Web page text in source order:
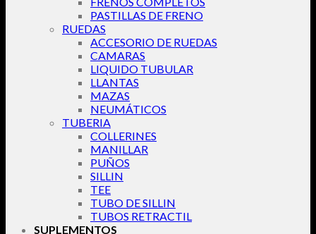
PASTILLAS DE FRENO
RUEDAS
ACCESORIO DE RUEDAS
CAMARAS
LIQUIDO TUBULAR
LLANTAS
MAZAS
NEUMÁTICOS
TUBERIA
COLLERINES
MANILLAR
PUÑOS
SILLIN
TEE
TUBO DE SILLIN
TUBOS RETRACTIL
SUPLEMENTOS